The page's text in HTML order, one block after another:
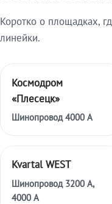
Коротко о площадках,
линейки.
Космодром
«Плесецк»
Шинопровод 4000 А
Kvartal WEST
Шинопровод 3200 А,
4000 А